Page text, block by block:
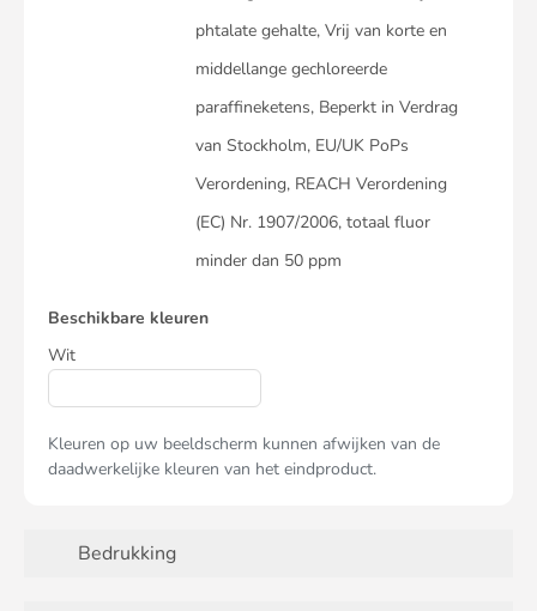
phtalate gehalte, Vrij van korte en
middellange gechloreerde
paraffineketens, Beperkt in Verdrag
van Stockholm, EU/UK PoPs
Verordening, REACH Verordening
(EC) Nr. 1907/2006, totaal fluor
minder dan 50 ppm
Beschikbare kleuren
Wit
Kleuren op uw beeldscherm kunnen afwijken van de
daadwerkelijke kleuren van het eindproduct.
Bedrukking